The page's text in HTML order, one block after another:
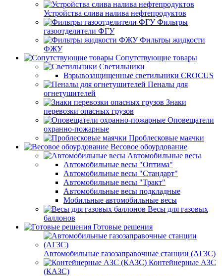
Устройства слива налива нефтепродуктов
Фильтры
газоотделители ФГУ
Фильтры жидкости
ФЖУ
Сопутствующие товары
Светильники
Взрывозащищенные светильники CROCUS
Пеналы для
огнетушителей
Знаки
перевозки опасных грузов
Оповещатели
охранно-пожарные
Проблесковые маячки
Весовое обоурдование
Автомобильные весы
Автомобильные весы "Оптима"
Автомобильные весы "Стандарт"
Автомобильные весы "Тракт"
Автомобильные весы подкладные
Мобильные автомобильные весы
Весы для газовых
баллонов
Готовые решения
Автомобильные газозаправочные станции (АГЗС)
Контейнерные АЗС
(КАЗС)